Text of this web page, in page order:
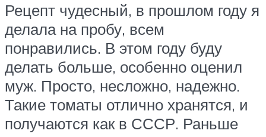
Рецепт чудесный, в прошлом году я
делала на пробу, всем
понравились. В этом году буду
делать больше, особенно оценил
муж. Просто, несложно, надежно.
Такие томаты отлично хранятся, и
получаются как в СССР. Раньше